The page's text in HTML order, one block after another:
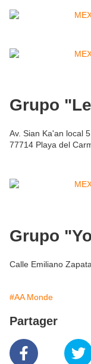
Grupo
Av. Sian Ka'an local
77714 Playa del
Grupo
Calle Emiliano
#AA Monde
Partager